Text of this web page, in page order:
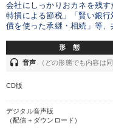
会社にしっかりおカネを残
特損による節税」「賢い銀
債を使った承継・相続」等
形 態
headset 音声 （どの形態でも内容は同
CD版
デジタル音声版
（配信＋ダウンロード）